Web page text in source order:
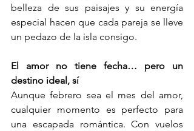
belleza de sus paisajes y su energía
especial hacen que cada pareja se lleve
un pedazo de la isla consigo.
El amor no tiene fecha… pero un
destino ideal, sí
Aunque febrero sea el mes del amor,
cualquier momento es perfecto para
una escapada romántica. Con vuelos